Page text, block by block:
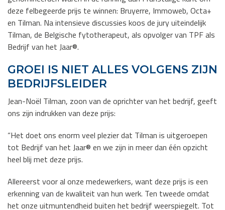
deze felbegeerde prijs te winnen: Bruyerre, Immoweb, Octa+
en Tilman. Na intensieve discussies koos de jury uiteindelijk
Tilman, de Belgische fytotherapeut, als opvolger van TPF als
Bedrijf van het Jaar®.
GROEI IS NIET ALLES VOLGENS ZIJN
BEDRIJFSLEIDER
Jean-Noël Tilman, zoon van de oprichter van het bedrijf, geeft
ons zijn indrukken van deze prijs:
“Het doet ons enorm veel plezier dat Tilman is uitgeroepen
tot Bedrijf van het Jaar® en we zijn in meer dan één opzicht
heel blij met deze prijs.
Allereerst voor al onze medewerkers, want deze prijs is een
erkenning van de kwaliteit van hun werk. Ten tweede omdat
het onze uitmuntendheid buiten het bedrijf weerspiegelt. Tot